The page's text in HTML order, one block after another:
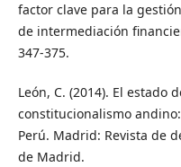
factor clave para la
de intermediación
347-375.
León, C. (2014). El estado
constitucionalismo
Perú. Madrid: Revista de
de Madrid.